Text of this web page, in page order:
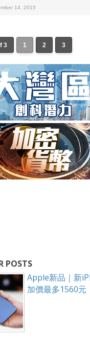
14, 2015
3 1 2 3
POSTS
Apple新品｜新
加價最多1560元